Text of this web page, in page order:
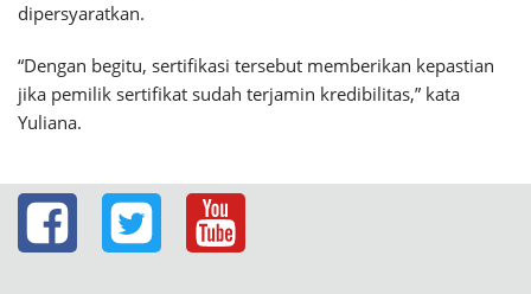
dipersyaratkan.
“Dengan begitu, sertifikasi tersebut memberikan kepastian
jika pemilik sertifikat sudah terjamin kredibilitas,” kata
Yuliana.